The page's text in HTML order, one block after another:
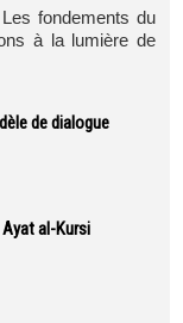
fondements du
à la lumière de
de dialogue
al-Kursi